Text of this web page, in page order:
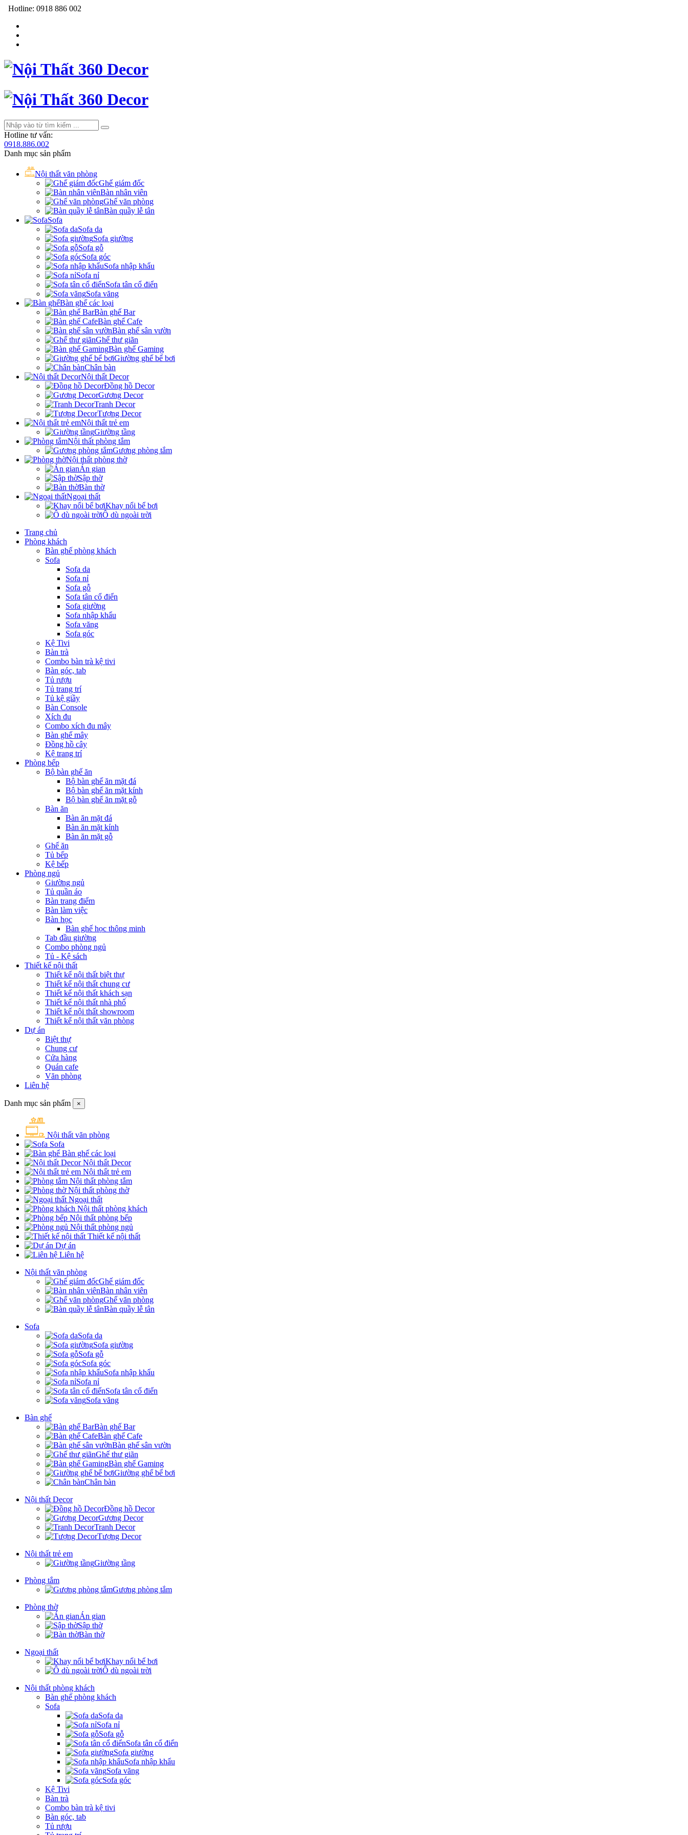
Hotline: 0918 886 002
Hotline tư vấn:
0918.886.002
Danh mục sản phẩm
Nội thất văn phòng
Ghế giám đốc
Bàn nhân viên
Ghế văn phòng
Bàn quầy lễ tân
Sofa
Sofa da
Sofa giường
Sofa gỗ
Sofa góc
Sofa nhập khẩu
Sofa nỉ
Sofa tân cổ điển
Sofa văng
Bàn ghế các loại
Bàn ghế Bar
Bàn ghế Cafe
Bàn ghế sân vườn
Ghế thư giãn
Bàn ghế Gaming
Giường ghế bể bơi
Chân bàn
Nội thất Decor
Đồng hồ Decor
Gương Decor
Tranh Decor
Tượng Decor
Nội thất trẻ em
Giường tầng
Nội thất phòng tắm
Gương phòng tắm
Nội thất phòng thờ
Án gian
Sập thờ
Bàn thờ
Ngoại thất
Khay nổi bể bơi
Ô dù ngoài trời
Trang chủ
Phòng khách
Bàn ghế phòng khách
Sofa
Sofa da
Sofa nỉ
Sofa gỗ
Sofa tân cổ điển
Sofa giường
Sofa nhập khẩu
Sofa văng
Sofa góc
Kệ Tivi
Bàn trà
Combo bàn trà kệ tivi
Bàn góc, tab
Tủ rượu
Tủ trang trí
Tủ kệ giầy
Bàn Console
Xích đu
Combo xích đu mây
Bàn ghế mây
Đồng hồ cây
Kệ trang trí
Phòng bếp
Bộ bàn ghế ăn
Bộ bàn ghế ăn mặt đá
Bộ bàn ghế ăn mặt kính
Bộ bàn ghế ăn mặt gỗ
Bàn ăn
Bàn ăn mặt đá
Bàn ăn mặt kính
Bàn ăn mặt gỗ
Ghế ăn
Tủ bếp
Kệ bếp
Phòng ngủ
Giường ngủ
Tủ quần áo
Bàn trang điểm
Bàn làm việc
Bàn học
Bàn ghế học thông minh
Tab đầu giường
Combo phòng ngủ
Tủ - Kệ sách
Thiết kế nội thất
Thiết kế nội thất biệt thự
Thiết kế nội thất chung cư
Thiết kế nội thất khách sạn
Thiết kế nội thất nhà phố
Thiết kế nội thất showroom
Thiết kế nội thất văn phòng
Dự án
Biệt thự
Chung cư
Cửa hàng
Quán cafe
Văn phòng
Liên hệ
Danh mục sản phẩm ×
Nội thất văn phòng
Sofa
Bàn ghế các loại
Nội thất Decor
Nội thất trẻ em
Nội thất phòng tắm
Nội thất phòng thờ
Ngoại thất
Nội thất phòng khách
Nội thất phòng bếp
Nội thất phòng ngủ
Thiết kế nội thất
Dự án
Liên hệ
Nội thất văn phòng
Ghế giám đốc
Bàn nhân viên
Ghế văn phòng
Bàn quầy lễ tân
Sofa
Sofa da
Sofa giường
Sofa gỗ
Sofa góc
Sofa nhập khẩu
Sofa nỉ
Sofa tân cổ điển
Sofa văng
Bàn ghế
Bàn ghế Bar
Bàn ghế Cafe
Bàn ghế sân vườn
Ghế thư giãn
Bàn ghế Gaming
Giường ghế bể bơi
Chân bàn
Nội thất Decor
Đồng hồ Decor
Gương Decor
Tranh Decor
Tượng Decor
Nội thất trẻ em
Giường tầng
Phòng tắm
Gương phòng tắm
Phòng thờ
Án gian
Sập thờ
Bàn thờ
Ngoại thất
Khay nổi bể bơi
Ô dù ngoài trời
Nội thất phòng khách
Bàn ghế phòng khách
Sofa
Sofa da
Sofa nỉ
Sofa gỗ
Sofa tân cổ điển
Sofa giường
Sofa nhập khẩu
Sofa văng
Sofa góc
Kệ Tivi
Bàn trà
Combo bàn trà kệ tivi
Bàn góc, tab
Tủ rượu